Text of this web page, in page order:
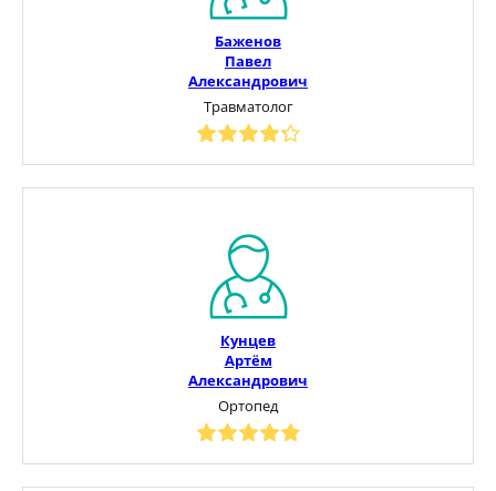
Баженов
Павел
Александрович
Травматолог
Кунцев
Артём
Александрович
Ортопед